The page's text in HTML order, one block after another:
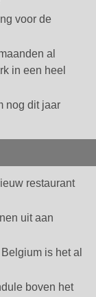
voor de
al
in een heel
nog dit jaar
restaurant
uit aan
is het al
boven het